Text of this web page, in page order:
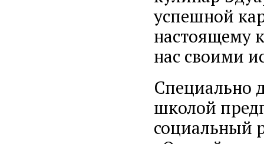
успешной
настоящему
нас своими
Специально
школой
социальный